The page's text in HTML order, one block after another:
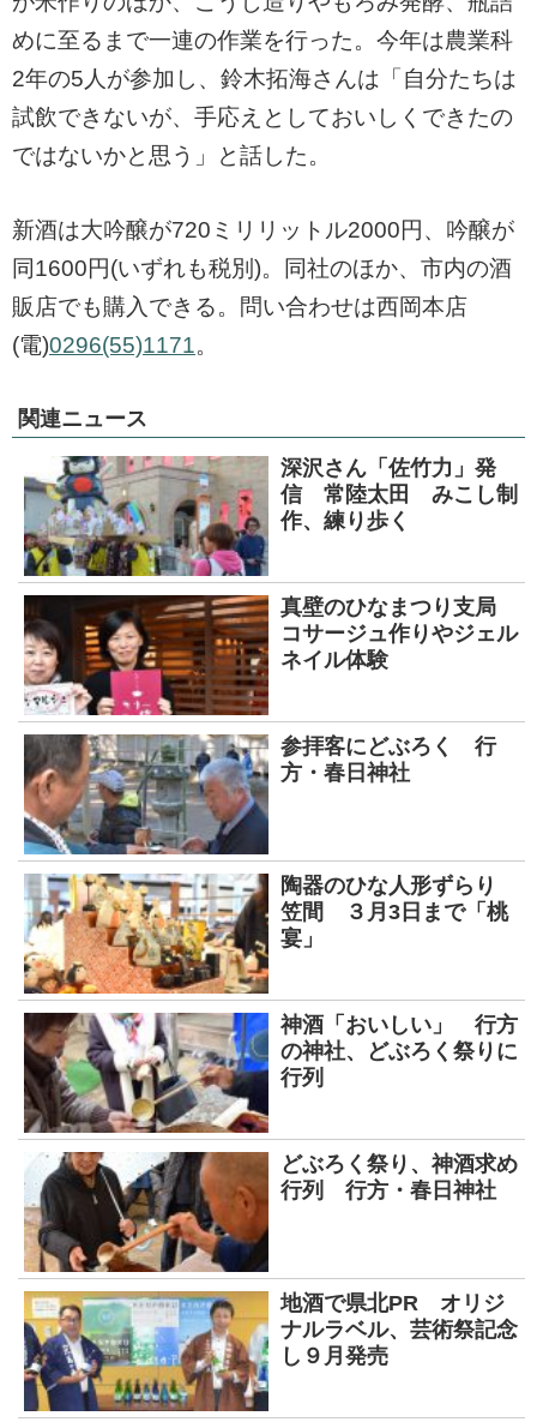
めに至るまで一連の作業を行った。今年は農業科
2年の5人が参加し、鈴木拓海さんは「自分たちは
試飲できないが、手応えとしておいしくできたの
ではないかと思う」と話した。
新酒は大吟醸が720ミリリットル2000円、吟醸が
同1600円(いずれも税別)。同社のほか、市内の酒
販店でも購入できる。問い合わせは西岡本店
(電)0296(55)1171。
関連ニュース
深沢さん「佐竹力」発
信 常陸太田 みこし制
作、練り歩く
真壁のひなまつり支局
コサージュ作りやジェル
ネイル体験
参拝客にどぶろく 行
方・春日神社
陶器のひな人形ずらり
笠間 ３月3日まで「桃
宴」
神酒「おいしい」 行方
の神社、どぶろく祭りに
行列
どぶろく祭り、神酒求め
行列 行方・春日神社
地酒で県北PR オリジ
ナルラベル、芸術祭記念
し９月発売